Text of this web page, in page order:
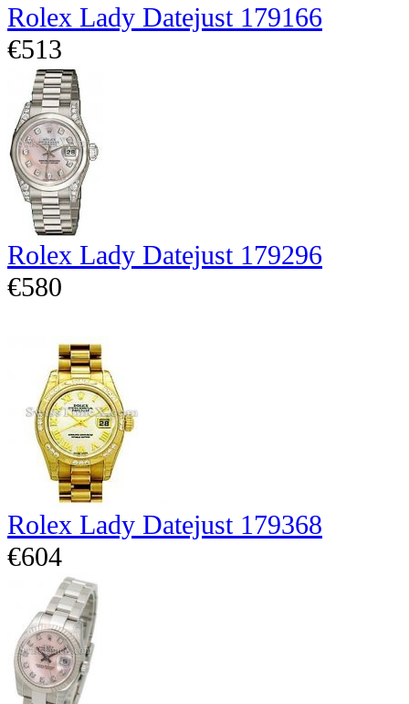
Rolex Lady Datejust 179166
€513
Rolex Lady Datejust 179296
€580
Rolex Lady Datejust 179368
€604